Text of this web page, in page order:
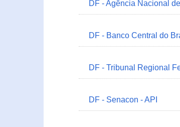
DF - Agência Nacional
DF - Banco Central do
DF - Tribunal Regional
DF - Senacon - API